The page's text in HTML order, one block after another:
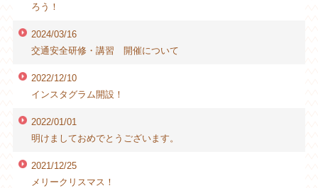
ろう！
2024/03/16
交通安全研修・講習 開催について
2022/12/10
インスタグラム開設！
2022/01/01
明けましておめでとうございます。
2021/12/25
メリークリスマス！